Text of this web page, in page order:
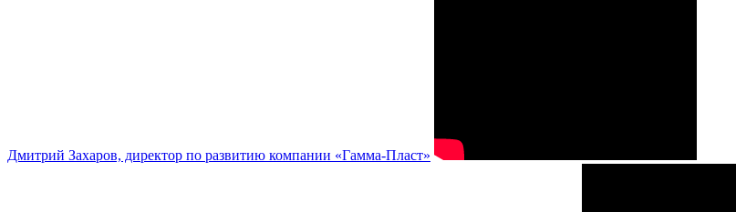
Дмитрий Захаров, директор по развитию компании «Гамма-Пласт»